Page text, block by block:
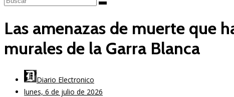
Las amenazas de muerte que
murales de la Garra Blanca
Diario Electronico
lunes, 6 de julio de 2026